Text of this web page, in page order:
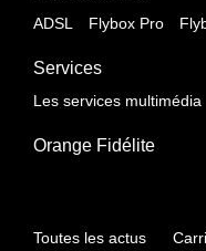
ADSL Flybox Pro
Services
Les services multimédia
Orange Fidélite
Toutes les actus